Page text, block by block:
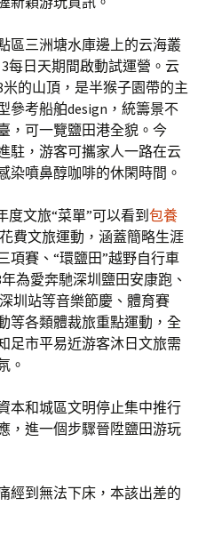
區三洲塘水庫邊上的云海叢
每日天期間啟動試運營。云
的山頂，是半猴子園帶的主
參考船舶design，統籌景不
，可一覽鹽田港全貌。今
駐，游客可攜家人一路在云
染噴鼻醇咖啡的休閑時間。
度文旅“菜單”可以看到包養
費文旅運動，涵蓋簡略生涯
項賽、“環鹽田”越野自行車
為愛奔馳深圳鹽田安康跑、
深圳站等音樂節慶、體育賽
等各類體裁旅重點運動，全
足市平易近游客沐日文旅需
。
本和城區文明停止集中推行
，進一個步驟晉陞鹽田游玩
經到無法下床，本該出差的